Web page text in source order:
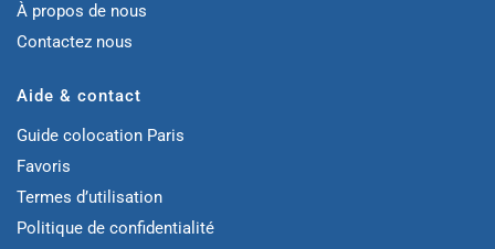
À propos de nous
Contactez nous
Aide & contact
Guide colocation Paris
Favoris
Termes d’utilisation
Politique de confidentialité